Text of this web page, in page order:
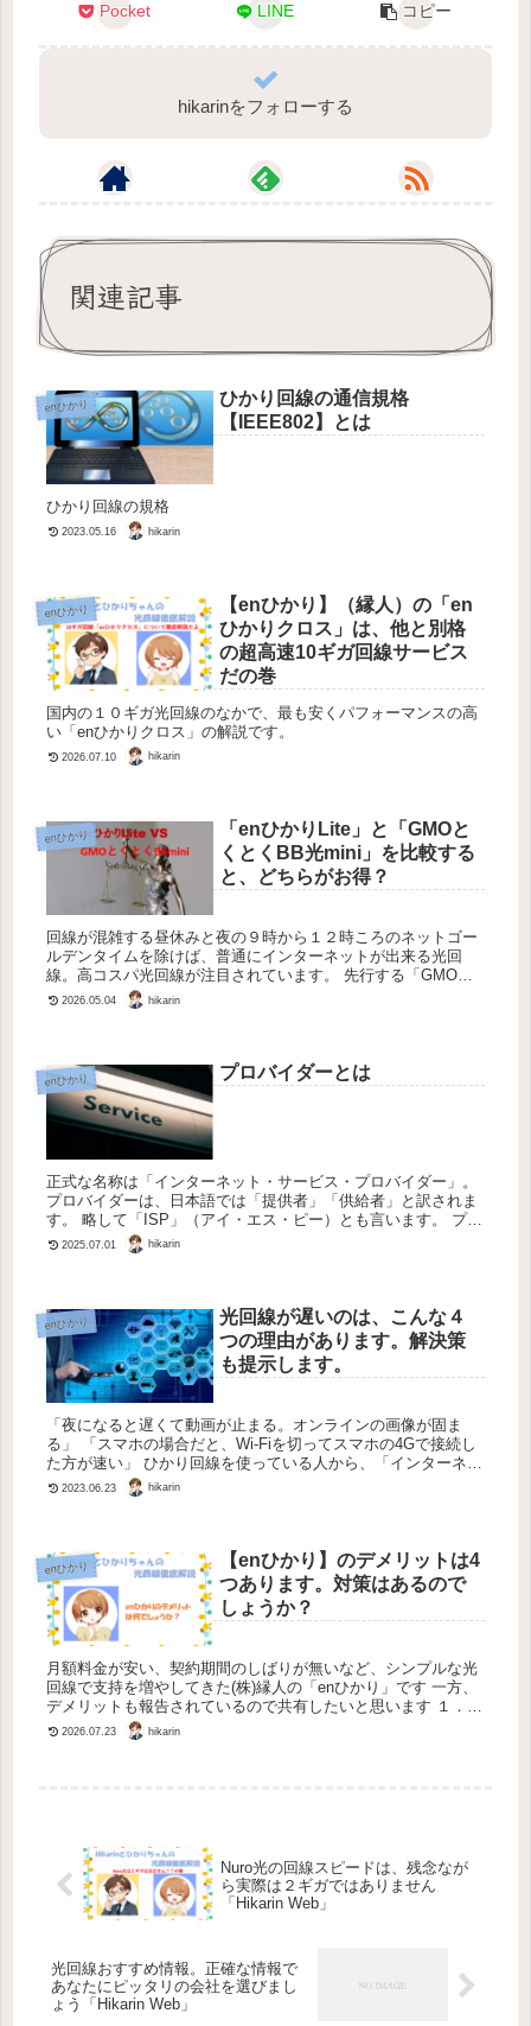
Pocket LINE コピー
hikarinをフォローする
関連記事
enひかり
ひかり回線の通信規格
【IEEE802】とは
ひかり回線の規格
2023.05.16 hikarin
enひかり
【enひかり】（縁人）の「en
ひかりクロス」は、他と別格
の超高速10ギガ回線サービス
だの巻
国内の１０ギガ光回線のなかで、最も安くパフォーマンスの高
い「enひかりクロス」の解説です。
2026.07.10 hikarin
enひかり
「enひかりLite」と「GMOと
くとくBB光mini」を比較する
と、どちらがお得？
回線が混雑する昼休みと夜の９時から１２時ころのネットゴー
ルデンタイムを除けば、普通にインターネットが出来る光回
線。高コスパ光回線が注目されています。 先行する「GMOと
くとくBBmini」につづいて、２０２３年３月からは株式会社縁
人による「...
2026.05.04 hikarin
enひかり プロバイダーとは
正式な名称は「インターネット・サービス・プロバイダー」。
プロバイダーは、日本語では「提供者」「供給者」と訳されま
す。 略して「ISP」（アイ・エス・ピー）とも言います。 プロ
バイダーとの契約は必須 私はインターネットというものがどん
2025.07.01 hikarin
enひかり
光回線が遅いのは、こんな４
つの理由があります。解決策
も提示します。
「夜になると遅くて動画が止まる。オンラインの画像が固ま
る」 「スマホの場合だと、Wi-Fiを切ってスマホの4Gで接続し
た方が速い」 ひかり回線を使っている人から、「インターネッ
トが遅いんですけど」と相談をうけることがよくあります。 本
2023.06.23 hikarin
enひかり
【enひかり】のデメリットは4
つあります。対策はあるので
しょうか？
月額料金が安い、契約期間のしばりが無いなど、シンプルな光
回線で支持を増やしてきた(株)縁人の「enひかり」です 一方、
デメリットも報告されているので共有したいと思います １．ス
マホとのセット割りが無い 日本の移動通信を支配している3
2026.07.23 hikarin
Nuro光の回線スピードは、残念なが
ら実際は２ギガではありません
「Hikarin Web」
光回線おすすめ情報。正確な情報で
あなたにピッタリの会社を選びまし
ょう「Hikarin Web」